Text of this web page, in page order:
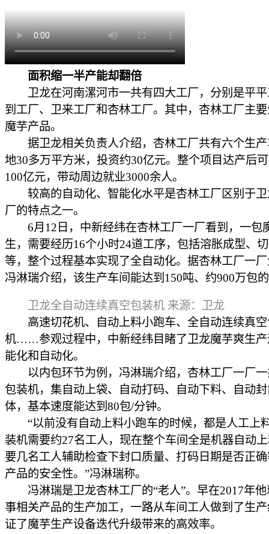
面积缩一半产能却翻倍
卫龙在河南漯河市一共有四大工厂，分别是平平
到工厂、卫来工厂和杏林工厂。其中，杏林工厂主
魔芋产品。
据卫龙相关负责人介绍，杏林工厂共有六个生产
地30多万平方米，投资约30亿元。整个项目达产后
100亿元，带动周边就业3000余人。
较高的自动化、智能化水平是杏林工厂区别于卫
厂的特点之一。
6月12日，中新经纬在杏林工厂一厂看到，一包
生，需要经历16个小时24道工序，包括溶胀成型、
等，整个过程基本实现了全自动化。据杏林工厂一
冯淋瑞介绍，该生产车间能达到150吨、约900万包
卫龙全自动连续真空包装机 来源：卫龙
高速切花机、自动上料小跑车、全自动连续真空
机……参观过程中，中新经纬目睹了卫龙魔芋爽生产
能化和自动化。
以内包环节为例，冯淋瑞介绍，杏林工厂一厂一
包装机，集自动上袋、自动打码、自动下料、自动
体，基本速度能达到80包/分钟。
“以前没有自动上料小跑车的时候，都是人工上
装机需要约27名工人，现在整个车间全是机器自动
要几名工人辅助检查下封口质量、打码日期是否正
产品的安全性。”冯淋瑞称。
冯淋瑞是卫龙杏林工厂的“老人”。早在2017年他
事相关产品的生产加工，一路从车间工人做到了生
证了魔芋生产设备迭代升级带来的高效率。